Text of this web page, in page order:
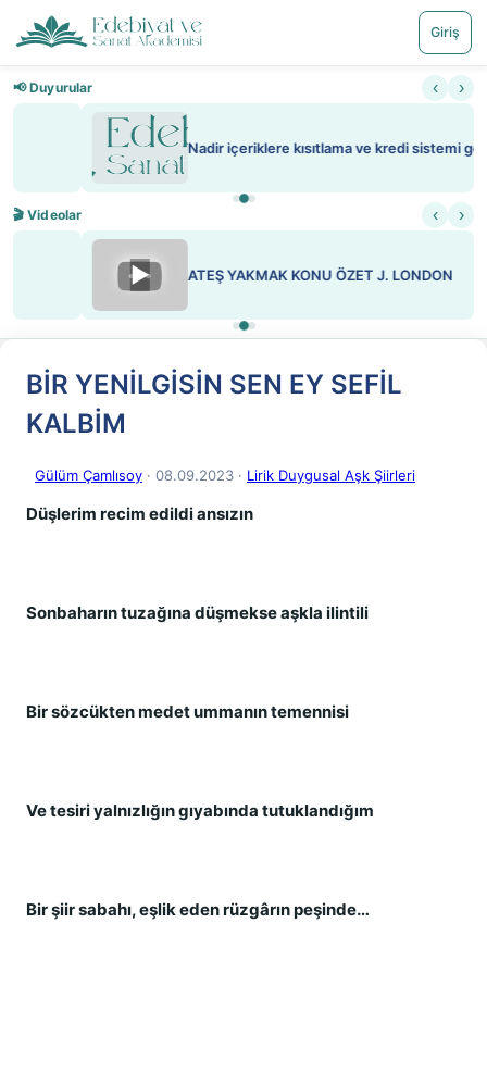
Giriş
📢 Duyurular ‹ ›
Nadir içeriklere kısıtlama ve kredi sistemi getirildi
🎬 Videolar ‹ ›
ATEŞ YAKMAK KONU ÖZET J. LONDON
BİR YENİLGİSİN SEN EY SEFİL
KALBİM
Gülüm Çamlısoy · 08.09.2023 · Lirik Duygusal Aşk Şiirleri
Düşlerim recim edildi ansızın
Sonbaharın tuzağına düşmekse aşkla ilintili
Bir sözcükten medet ummanın temennisi
Ve tesiri yalnızlığın gıyabında tutuklandığım
Bir şiir sabahı, eşlik eden rüzgârın peşinde…